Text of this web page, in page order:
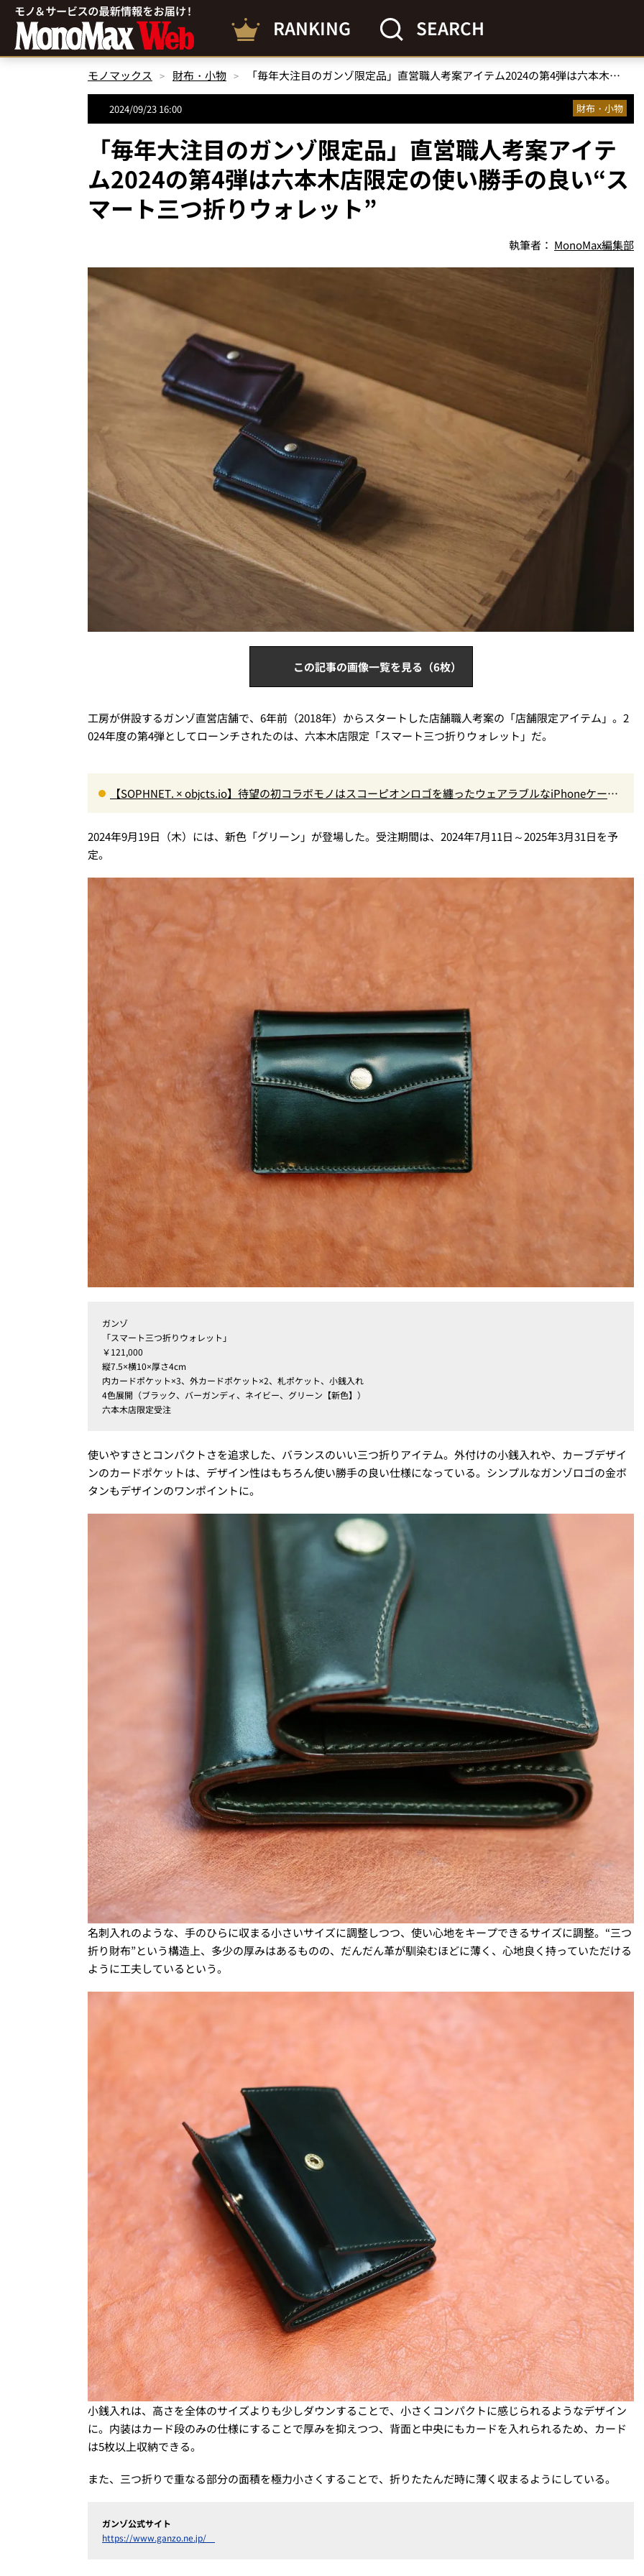
RANKING SEARCH
モノマックス 財布・小物 「毎年大注目のガンゾ限定品」直営職人考案アイテム2024の第4弾は六本木店限定の使い勝手の良い“スマート三つ折りウォレット”
2024/09/23 16:00 財布・小物
「毎年大注目のガンゾ限定品」直営職人考案アイテ
ム2024の第4弾は六本木店限定の使い勝手の良い“ス
マート三つ折りウォレット”
執筆者： MonoMax編集部
この記事の画像一覧を見る（6枚）
工房が併設するガンゾ直営店舗で、6年前（2018年）からスタートした店舗職人考案の「店舗限定アイテム」。2
024年度の第4弾としてローンチされたのは、六本木店限定「スマート三つ折りウォレット」だ。
【SOPHNET. × objcts.io】待望の初コラボモノはスコーピオンロゴを纏ったウェアラブルなiPhoneケー
2024年9月19日（木）には、新色「グリーン」が登場した。受注期間は、2024年7月11日～2025年3月31日を予
定。
ガンゾ
「スマート三つ折りウォレット」
￥121,000
縦7.5×横10×厚さ4cm
内カードポケット×3、外カードポケット×2、札ポケット、小銭入れ
4色展開（ブラック、バーガンディ、ネイビー、グリーン【新色】）
六本木店限定受注
使いやすさとコンパクトさを追求した、バランスのいい三つ折りアイテム。外付けの小銭入れや、カーブデザイ
ンのカードポケットは、デザイン性はもちろん使い勝手の良い仕様になっている。シンプルなガンゾロゴの金ボ
タンもデザインのワンポイントに。
名刺入れのような、手のひらに収まる小さいサイズに調整しつつ、使い心地をキープできるサイズに調整。“三つ
折り財布”という構造上、多少の厚みはあるものの、だんだん革が馴染むほどに薄く、心地良く持っていただける
ように工夫しているという。
小銭入れは、高さを全体のサイズよりも少しダウンすることで、小さくコンパクトに感じられるようなデザイン
に。内装はカード段のみの仕様にすることで厚みを抑えつつ、背面と中央にもカードを入れられるため、カード
は5枚以上収納できる。
また、三つ折りで重なる部分の面積を極力小さくすることで、折りたたんだ時に薄く収まるようにしている。
ガンゾ公式サイト
https://www.ganzo.ne.jp/